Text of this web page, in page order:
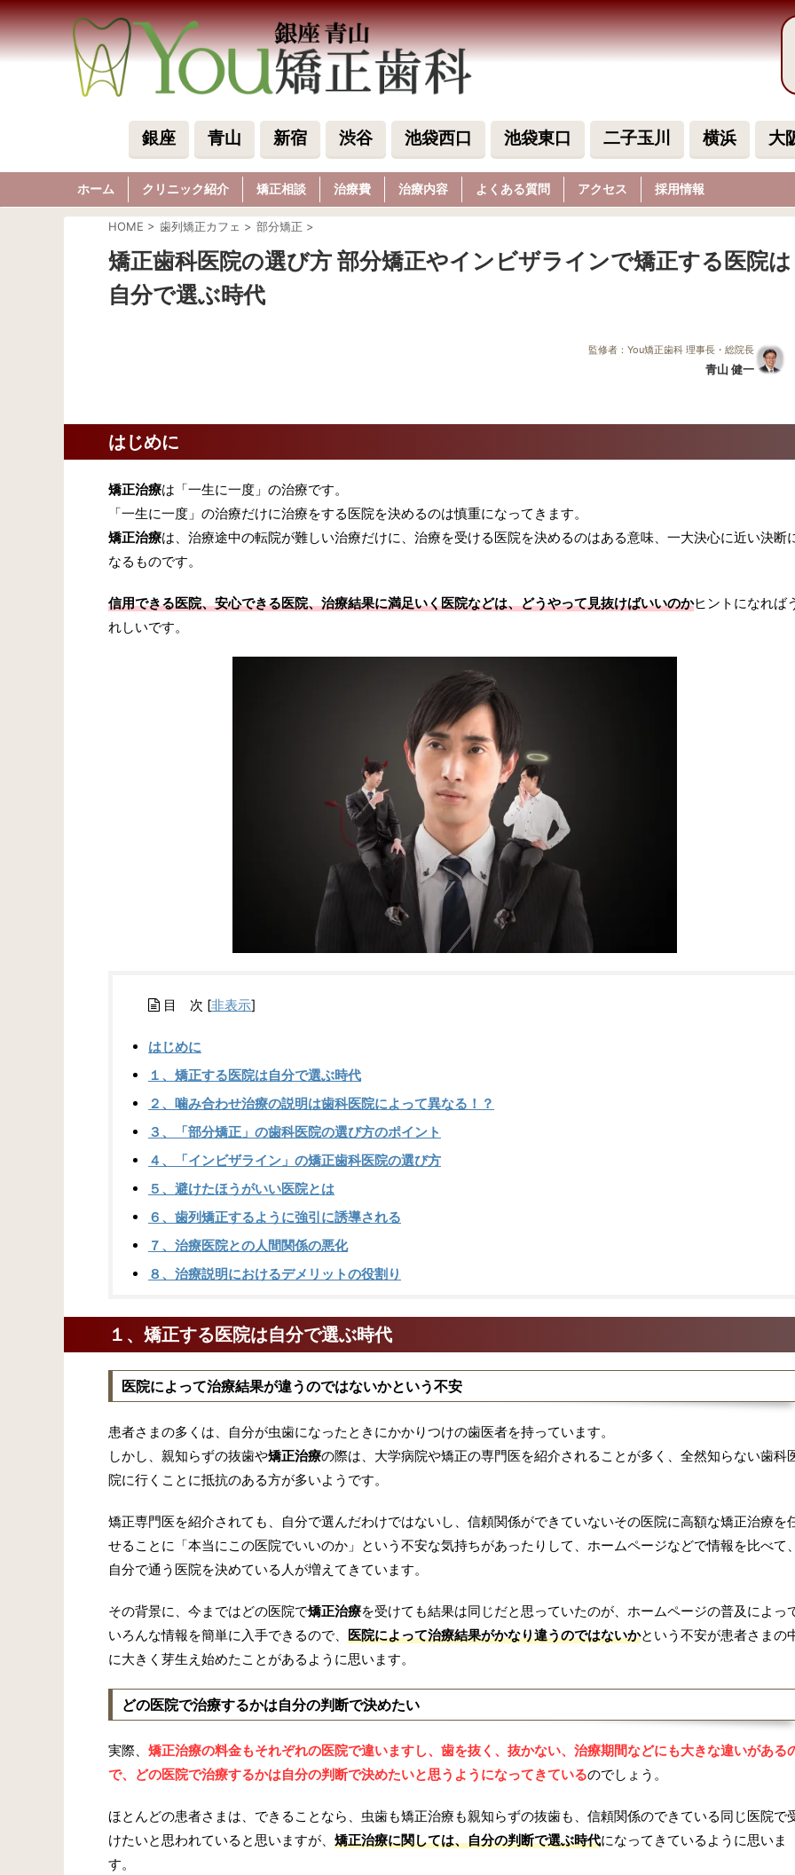
銀座 青山 新宿 渋谷 池袋西口 池袋東口 二子玉川 横浜 大
ホーム クリニック紹介 矯正相談 治療費 治療内容 よくある質問 アクセス 採用情報
HOME > 歯列矯正カフェ > 部分矯正 >
矯正歯科医院の選び方 部分矯正やインビザラインで矯正する医院は
自分で選ぶ時代
監修者：You矯正歯科 理事長・総院長
青山 健一
はじめに
矯正治療は「一生に一度」の治療です。
「一生に一度」の治療だけに治療をする医院を決めるのは慎重になってきます。
矯正治療は、治療途中の転院が難しい治療だけに、治療を受ける医院を決めるのはある意味、一大決心に近い決断
なるものです。
信用できる医院、安心できる医院、治療結果に満足いく医院などは、どうやって見抜けばいいのかヒントになれば
れしいです。
目 次 [非表示]
はじめに
１、矯正する医院は自分で選ぶ時代
２、噛み合わせ治療の説明は歯科医院によって異なる！？
３、「部分矯正」の歯科医院の選び方のポイント
４、「インビザライン」の矯正歯科医院の選び方
５、避けたほうがいい医院とは
６、歯列矯正するように強引に誘導される
７、治療医院との人間関係の悪化
８、治療説明におけるデメリットの役割り
１、矯正する医院は自分で選ぶ時代
医院によって治療結果が違うのではないかという不安
患者さまの多くは、自分が虫歯になったときにかかりつけの歯医者を持っています。
しかし、親知らずの抜歯や矯正治療の際は、大学病院や矯正の専門医を紹介されることが多く、全然知らない歯科
院に行くことに抵抗のある方が多いようです。
矯正専門医を紹介されても、自分で選んだわけではないし、信頼関係ができていないその医院に高額な矯正治療を
せることに「本当にこの医院でいいのか」という不安な気持ちがあったりして、ホームページなどで情報を比べて、
自分で通う医院を決めている人が増えてきています。
その背景に、今まではどの医院で矯正治療を受けても結果は同じだと思っていたのが、ホームページの普及によっ
いろんな情報を簡単に入手できるので、 医院によって治療結果がかなり違うのではないかという不安が患者さまの
に大きく芽生え始めたことがあるように思います。
どの医院で治療するかは自分の判断で決めたい
実際、 矯正治療の料金もそれぞれの医院で違いますし、歯を抜く、抜かない、治療期間などにも大きな違いがある
で、どの医院で治療するかは自分の判断で決めたいと思うようになってきているのでしょう。
ほとんどの患者さまは、できることなら、虫歯も矯正治療も親知らずの抜歯も、信頼関係のできている同じ医院で
けたいと思われていると思いますが、 矯正治療に関しては、自分の判断で選ぶ時代になってきているように思いま
す。